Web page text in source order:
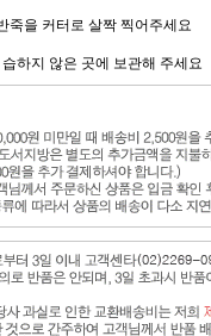
죽을 커터로 살짝 찍어주세요
하지 않은 곳에 보관해 주세요